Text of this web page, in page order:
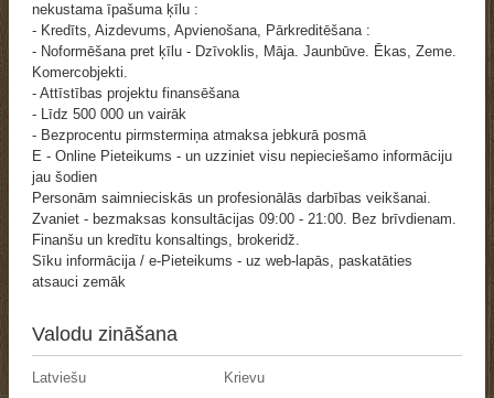
nekustama īpašuma ķīlu :
- Kredīts, Aizdevums, Apvienošana, Pārkreditēšana :
- Noformēšana pret ķīlu - Dzīvoklis, Māja. Jaunbūve. Ēkas, Zeme.
Komercobjekti.
- Attīstības projektu finansēšana
- Līdz 500 000 un vairāk
- Bezprocentu pirmstermiņa atmaksa jebkurā posmā
E - Online Pieteikums - un uzziniet visu nepieciešamo informāciju
jau šodien
Personām saimnieciskās un profesionālās darbības veikšanai.
Zvaniet - bezmaksas konsultācijas 09:00 - 21:00. Bez brīvdienam.
Finanšu un kredītu konsaltings, brokeridž.
Sīku informācija / e-Pieteikums - uz web-lapās, paskatāties
atsauci zemāk
Valodu zināšana
Latviešu Krievu